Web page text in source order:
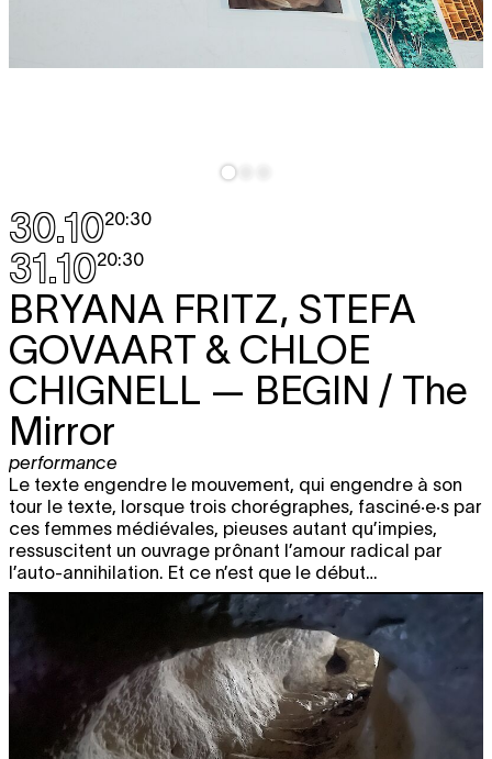
30.1020:30
31.1020:30
BRYANA FRITZ, STEFA
GOVAART & CHLOE
CHIGNELL — BEGIN / The
Mirror
performance
Le texte engendre le mouvement, qui engendre à son
tour le texte, lorsque trois chorégraphes, fasciné·e·s par
ces femmes médiévales, pieuses autant qu’impies,
ressuscitent un ouvrage prônant l’amour radical par
l’auto-annihilation. Et ce n’est que le début…